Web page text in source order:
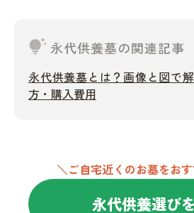
tips_and_updates 永代供養墓の関連記事
永代供養墓とは？画像と図で
方・購入費用
＼ご自宅近くのお墓をお
永代供養選び